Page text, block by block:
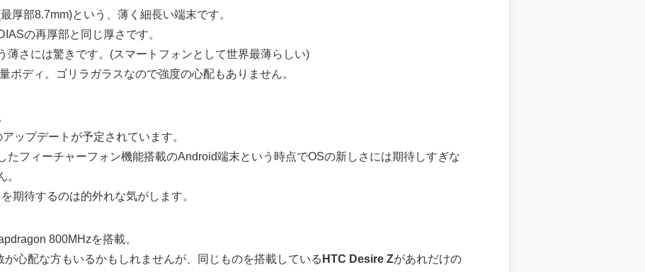
厚部8.7mm)という、薄く細長い端末です。
の再厚部と同じ厚さです。
薄さには驚きです。(スマートフォンとして世界最薄らしい)
ボディ。ゴリラガラスなので強度の心配もありません。
ップデートが予定されています。
たフィーチャーフォン機能搭載のAndroid端末という時点でOSの新しさには期待しすぎな
。
期待するのは的外れな気がします。
800MHzを搭載。
心配な方もいるかもしれませんが、同じものを搭載している HTC Desire Zがあれだけの